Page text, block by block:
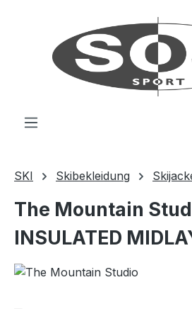
SKI Skibekleidung
The Mountain
INSULATED